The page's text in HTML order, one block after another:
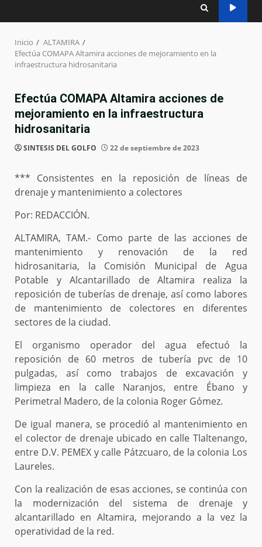
Inicio
ALTAMIRA
Efectúa COMAPA Altamira acciones de mejoramiento en la
infraestructura hidrosanitaria
Efectúa COMAPA Altamira acciones de
mejoramiento en la infraestructura
hidrosanitaria
SINTESIS DEL GOLFO 22 de septiembre de 2023
*** Consistentes en la reposición de líneas de
drenaje y mantenimiento a colectores
Por: REDACCIÓN.
ALTAMIRA, TAM.- Como parte de las acciones de
mantenimiento y renovación de la red
hidrosanitaria, la Comisión Municipal de Agua
Potable y Alcantarillado de Altamira realiza la
reposición de tuberías de drenaje, así como labores
de mantenimiento de colectores en diferentes
sectores de la ciudad.
El organismo operador del agua efectuó la
reposición de 60 metros de tubería pvc de 10
pulgadas, así como trabajos de excavación y
limpieza en la calle Naranjos, entre Ébano y
Perimetral Madero, de la colonia Roger Gómez.
De igual manera, se procedió al mantenimiento en
el colector de drenaje ubicado en calle Tlaltenango,
entre D.V. PEMEX y calle Pátzcuaro, de la colonia Los
Laureles.
Con la realización de esas acciones, se continúa con
la modernización del sistema de drenaje y
alcantarillado en Altamira, mejorando a la vez la
operatividad de la red.